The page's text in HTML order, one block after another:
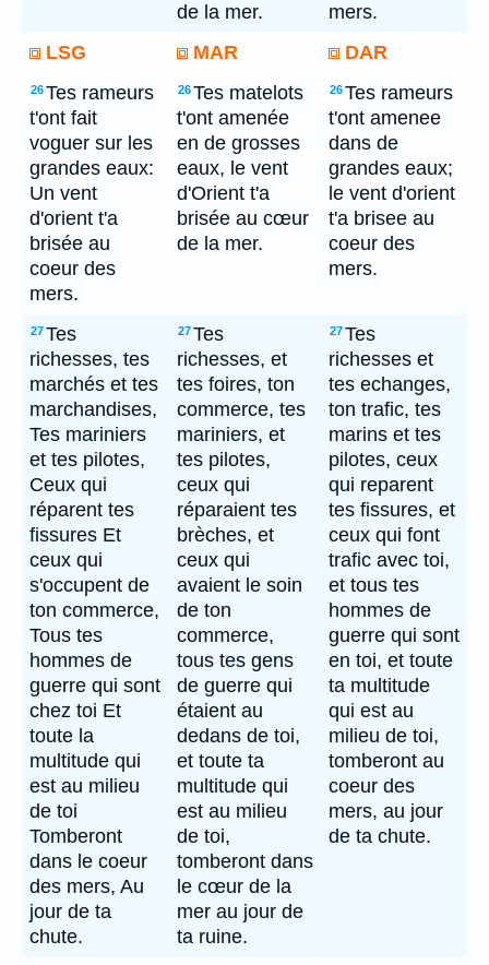
de la mer.
mers.
LSG
MAR DAR
26Tes rameurs
t'ont fait
voguer sur les
grandes eaux:
Un vent
d'orient t'a
brisée au
coeur des
mers.
26Tes matelots
t'ont amenée
en de grosses
eaux, le vent
d'Orient t'a
brisée au cœur
de la mer.
26Tes rameurs
t'ont amenee
dans de
grandes eaux;
le vent d'orient
t'a brisee au
coeur des
mers.
27Tes
richesses, tes
marchés et tes
marchandises,
Tes mariniers
et tes pilotes,
Ceux qui
réparent tes
fissures Et
ceux qui
s'occupent de
ton commerce,
Tous tes
hommes de
guerre qui sont
chez toi Et
toute la
multitude qui
est au milieu
de toi
Tomberont
dans le coeur
des mers, Au
jour de ta
chute.
27Tes
richesses, et
tes foires, ton
commerce, tes
mariniers, et
tes pilotes,
ceux qui
réparaient tes
brèches, et
ceux qui
avaient le soin
de ton
commerce,
tous tes gens
de guerre qui
étaient au
dedans de toi,
et toute ta
multitude qui
est au milieu
de toi,
tomberont dans
le cœur de la
mer au jour de
ta ruine.
27Tes
richesses et
tes echanges,
ton trafic, tes
marins et tes
pilotes, ceux
qui reparent
tes fissures, et
ceux qui font
trafic avec toi,
et tous tes
hommes de
guerre qui sont
en toi, et toute
ta multitude
qui est au
milieu de toi,
tomberont au
coeur des
mers, au jour
de ta chute.